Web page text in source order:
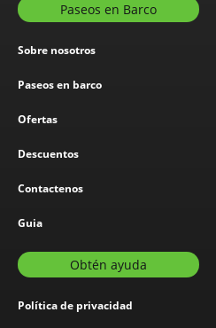
Paseos en Barco
Sobre nosotros
Paseos en barco
Ofertas
Descuentos
Contactenos
Guia
Obtén ayuda
Política de privacidad